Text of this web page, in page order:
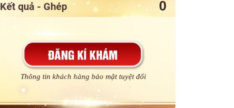
Kết quả - Ghép
Thông tin khách hàng bảo mật tuyệt đối